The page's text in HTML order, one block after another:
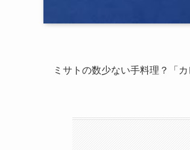
ミサトの数少ない手料理？「